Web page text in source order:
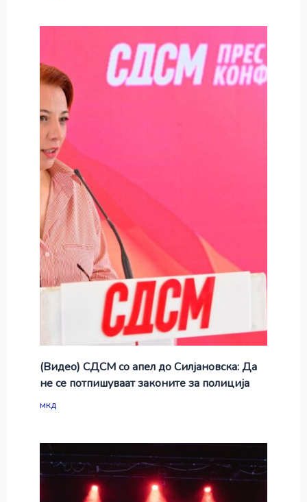
(Видео) СДСМ со апел до Силјановска: Да
не се потпишуваат законите за полиција
мкд